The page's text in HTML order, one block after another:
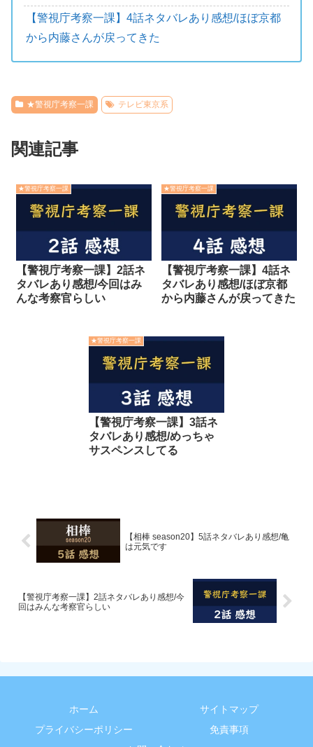
【警視庁考察一課】4話ネタバレあり感想/ほぼ京都
から内藤さんが戻ってきた
★警視庁考察一課 テレビ東京系
関連記事
★警視庁考察一課
【警視庁考察一課】2話ネ
タバレあり感想/今回はみ
んな考察官らしい
★警視庁考察一課
【警視庁考察一課】4話ネ
タバレあり感想/ほぼ京都
から内藤さんが戻ってきた
★警視庁考察一課
【警視庁考察一課】3話ネ
タバレあり感想/めっちゃ
サスペンスしてる
【相棒 season20】5話ネタバレあり感想/亀
は元気です
【警視庁考察一課】2話ネタバレあり感想/今
回はみんな考察官らしい
ホーム
サイトマップ
プライバシーポリシー
免責事項